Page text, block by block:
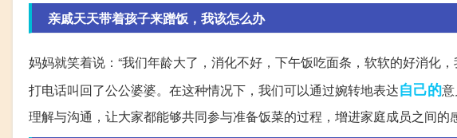
亲戚天天带着孩子来蹭饭，我该怎么办
妈妈就笑着说：“我们年龄大了，消化不好，下午饭吃面条，软软的好消化
打电话叫回了公公婆婆。在这种情况下，我们可以通过婉转地表达自己的
理解与沟通，让大家都能够共同参与准备饭菜的过程，增进家庭成员之间的